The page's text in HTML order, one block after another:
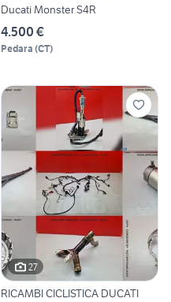
Ducati Monster S4R
4.500 €
Pedara (CT)
27
RICAMBI CICLISTICA DUCATI